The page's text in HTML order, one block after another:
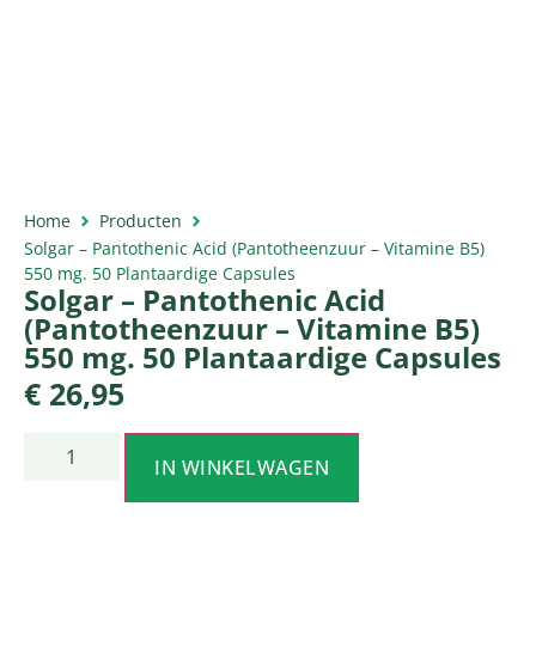
Home
Producten
Solgar – Pantothenic Acid (Pantotheenzuur – Vitamine B5)
550 mg. 50 Plantaardige Capsules
Solgar – Pantothenic Acid
(Pantotheenzuur – Vitamine B5)
550 mg. 50 Plantaardige Capsules
€ 26,95
IN WINKELWAGEN